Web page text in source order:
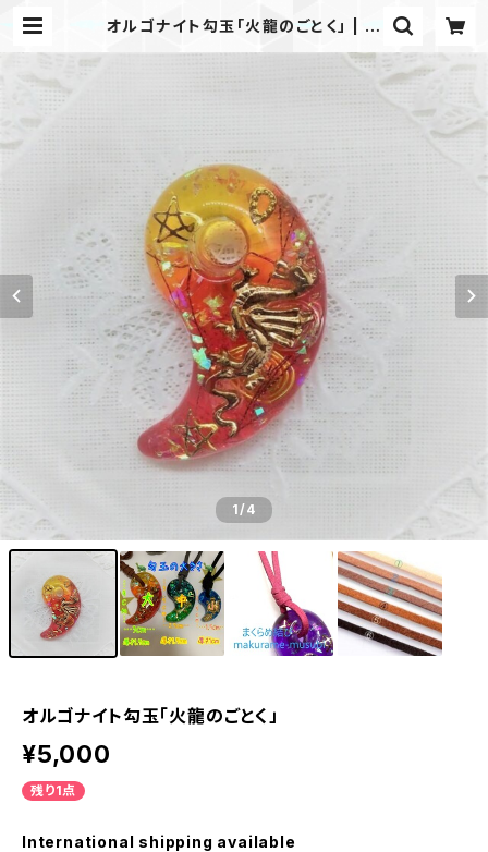
オルゴナイト勾玉「火龍のごとく」 | 亀
1/4
オルゴナイト勾玉「火龍のごとく」
¥5,000
残り1点
International shipping available